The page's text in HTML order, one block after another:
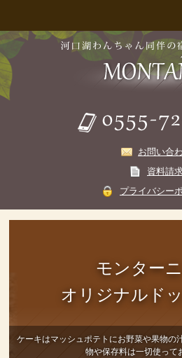
お問い合
資料請
プライバシー
モンターニ
オリジナルド
ケーキはマッシュポテトにお野菜や果物の
物や保存料は一切使って